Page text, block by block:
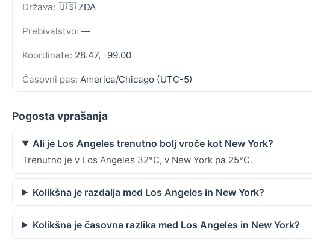
Država: 🇺🇸 ZDA
Prebivalstvo: —
Koordinate: 28.47, -99.00
Časovni pas: America/Chicago (UTC-5)
Pogosta vprašanja
Ali je Los Angeles trenutno bolj vroče kot New York?
Trenutno je v Los Angeles 32°C, v New York pa 25°C.
Kolikšna je razdalja med Los Angeles in New York?
Kolikšna je časovna razlika med Los Angeles in New York?